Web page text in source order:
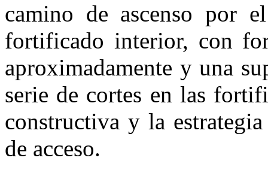
camino de ascenso por
fortificado interior, con
aproxima­damente y una
serie de cortes en las
constructiva y la
de acceso.